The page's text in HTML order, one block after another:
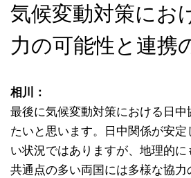
気候変動対策にお
力の可能性と連携
相川：
最後に気候変動対策における日中
たいと思います。日中関係が安
い状況ではありますが、地理的に
共通点の多い両国には多様な協